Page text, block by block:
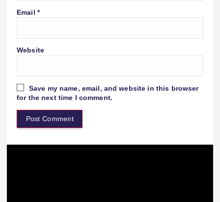
Email *
Website
Save my name, email, and website in this browser
for the next time I comment.